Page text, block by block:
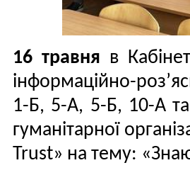
16 травня в
інформаційно-
1-Б, 5-А, 5-Б, 10-А
гуманітарної
Trust» на тему: